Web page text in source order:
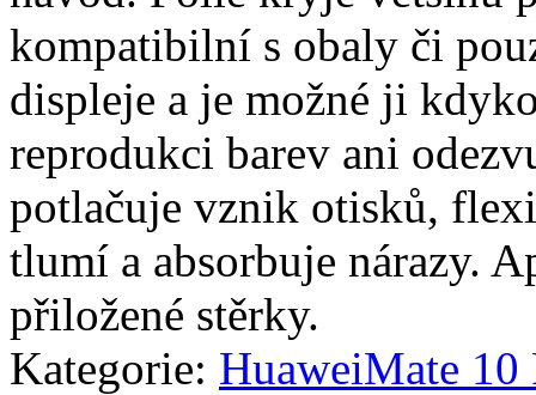
kompatibilní s obaly či
displeje a je možné ji
reprodukci barev ani
potlačuje vznik otisků,
tlumí a absorbuje nárazy.
přiložené stěrky.
Kategorie: HuaweiMate 10